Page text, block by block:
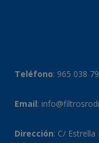
Teléfono: 965 038
Email:
Dirección: C/